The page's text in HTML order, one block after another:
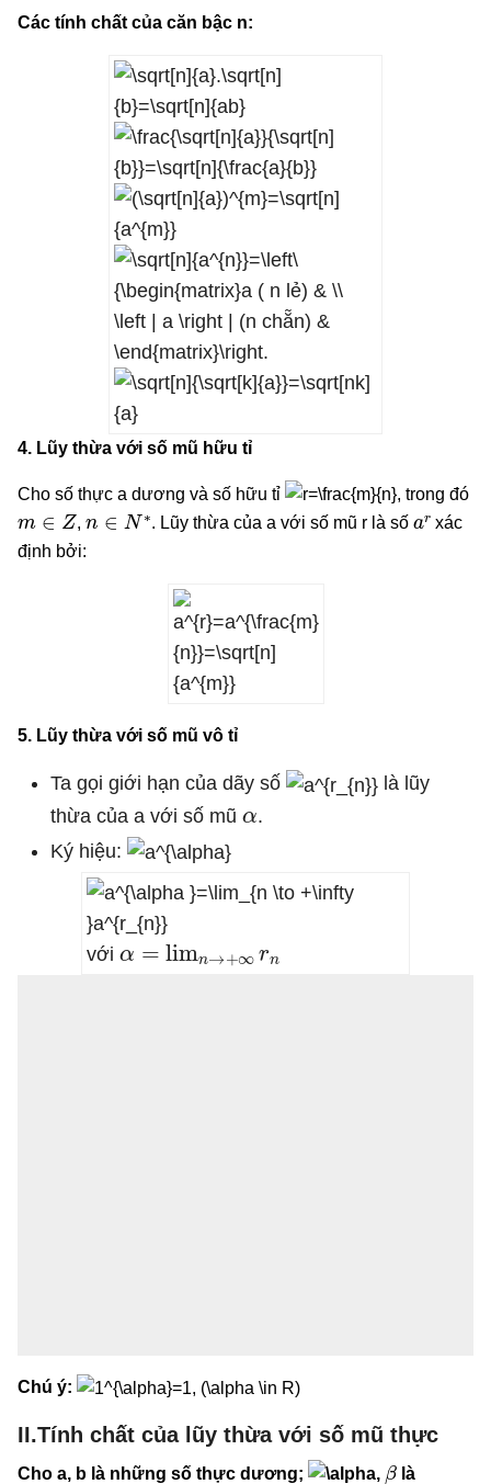
Các tính chất của căn bậc n:
4. Lũy thừa với số mũ hữu tỉ
Cho số thực a dương và số hữu tỉ , trong đó
Z
,
N∗
. Lũy thừa của a với số mũ r là số
ar
xác
định bởi:
5. Lũy thừa với số mũ vô tỉ
Ta gọi giới hạn của dãy số
là lũy
thừa của a với số mũ α .
Ký hiệu:
với α= lim
Chú ý:
II.Tính chất của lũy thừa với số mũ thực
Cho a, b là những số thực dương; ,
β
là